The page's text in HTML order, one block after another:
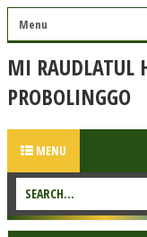
MI RAUDLATUL
PROBOLINGGO
MENU